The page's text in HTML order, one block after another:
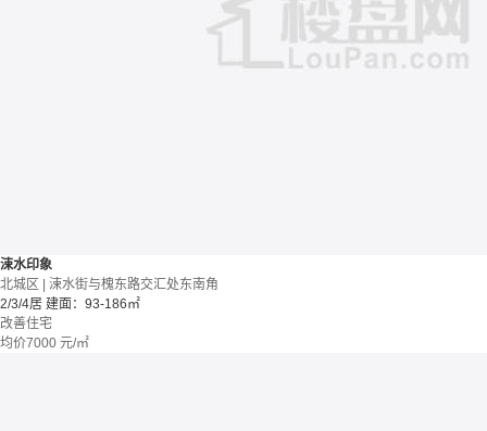
涑水印象
北城区 | 涑水街与槐东路交汇处东南角
2/3/4居 建面：93-186㎡
改善住宅
均价7000 元/㎡